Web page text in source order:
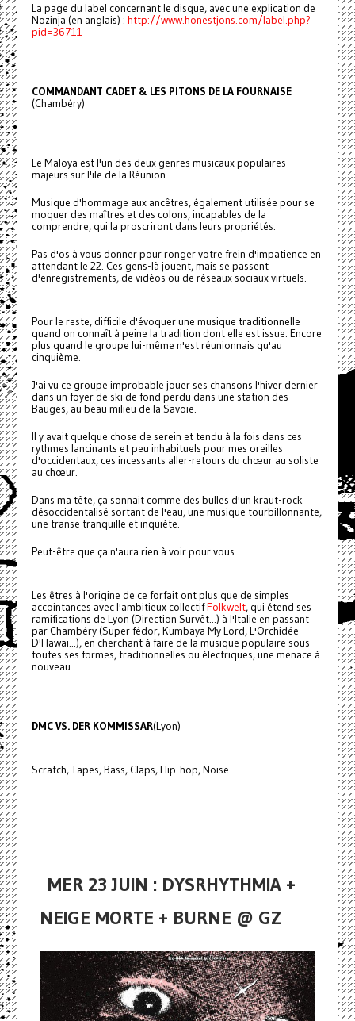
La page du label concernant le disque, avec une explication de
Nozinja (en anglais) : http://www.honestjons.com/label.php?
pid=36711
COMMANDANT CADET & LES PITONS DE LA FOURNAISE
(Chambéry)
Le Maloya est l'un des deux genres musicaux populaires
majeurs sur l'ïle de la Réunion.
Musique d'hommage aux ancêtres, également utilisée pour se
moquer des maîtres et des colons, incapables de la
comprendre, qui la proscriront dans leurs propriétés.
Pas d'os à vous donner pour ronger votre frein d'impatience en
attendant le 22. Ces gens-là jouent, mais se passent
d'enregistrements, de vidéos ou de réseaux sociaux virtuels.
Pour le reste, difficile d'évoquer une musique traditionnelle
quand on connaît à peine la tradition dont elle est issue. Encore
plus quand le groupe lui-même n'est réunionnais qu'au
cinquième.
J'ai vu ce groupe improbable jouer ses chansons l'hiver dernier
dans un foyer de ski de fond perdu dans une station des
Bauges, au beau milieu de la Savoie.
Il y avait quelque chose de serein et tendu à la fois dans ces
rythmes lancinants et peu inhabituels pour mes oreilles
d'occidentaux, ces incessants aller-retours du chœur au soliste
au chœur.
Dans ma tête, ça sonnait comme des bulles d'un kraut-rock
désoccidentalisé sortant de l'eau, une musique tourbillonnante,
une transe tranquille et inquiète.
Peut-être que ça n'aura rien à voir pour vous.
Les êtres à l'origine de ce forfait ont plus que de simples
accointances avec l'ambitieux collectifFolkwelt, qui étend ses
ramifications de Lyon (Direction Survêt...) à l'Italie en passant
par Chambéry (Super fédor, Kumbaya My Lord, L'Orchidée
D'Hawaï...), en cherchant à faire de la musique populaire sous
toutes ses formes, traditionnelles ou électriques, une menace à
nouveau.
DMC VS. DER KOMMISSAR(Lyon)
Scratch, Tapes, Bass, Claps, Hip-hop, Noise.
MER 23 JUIN : DYSRHYTHMIA +
NEIGE MORTE + BURNE @ GZ